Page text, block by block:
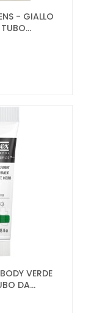
- GIALLO
VERDE
DA...